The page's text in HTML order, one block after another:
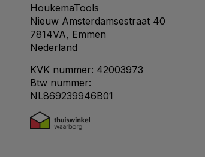
HoukemaTools
Nieuw Amsterdamsestraat 40
7814VA, Emmen
Nederland
KVK nummer: 42003973
Btw nummer:
NL869239946B01